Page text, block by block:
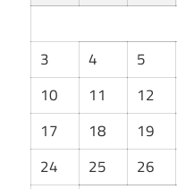
3
4 5
10
11 12
17
18 19
24
25 26